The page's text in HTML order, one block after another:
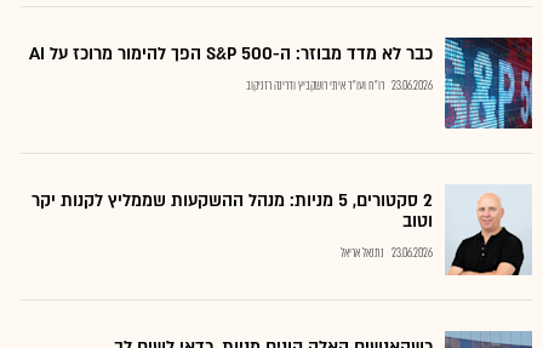
כבר לא מדד מבוזר: ה-S&P 500 הפך להימור מרוכז על AI
23.06.2026 רו"ח ועו"ד איתי רושקביץ ודרינה רזניקוב
2 סקטורים, 5 מניות: מנהל ההשקעות שממליץ לקנות יקר
וטוב
23.06.2026 נתנאל אריאל